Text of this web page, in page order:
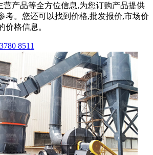
营产品等全方位信息,为您订购产品提供
考。您还可以找到价格,批发报价,市场价
价格信息。
8511